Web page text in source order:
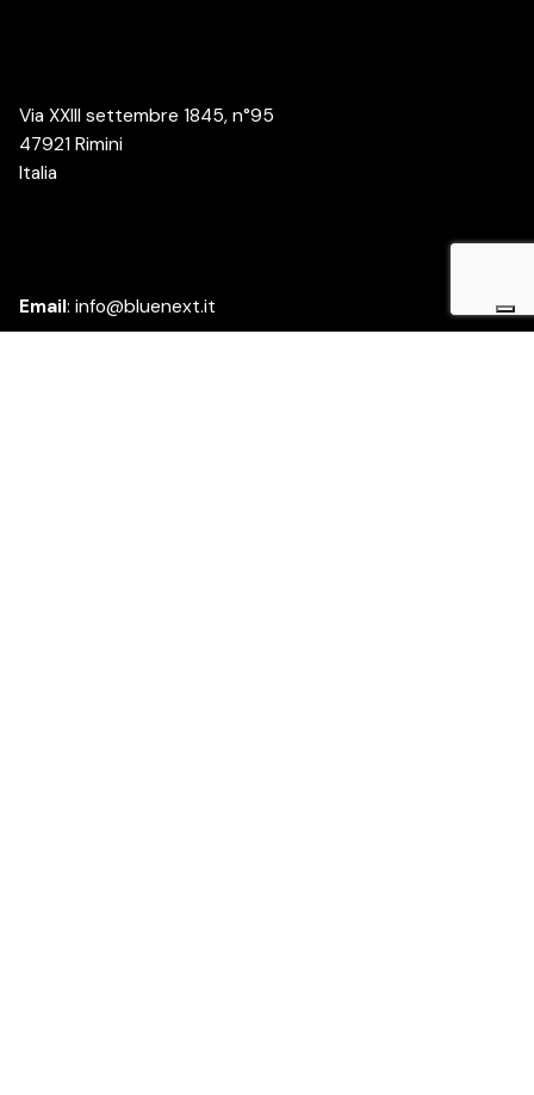
Via XXIII settembre 1845, n°95
47921 Rimini
Italia
Email: info@bluenext.it